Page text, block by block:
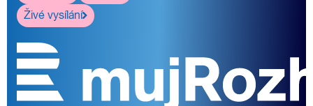
Živé vysílání